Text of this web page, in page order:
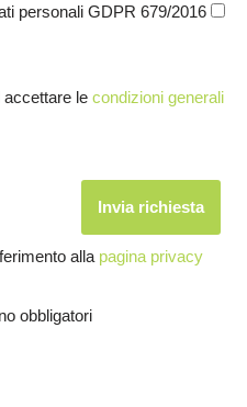
personali GDPR 679/2016
accettare le condizioni generali
alla pagina privacy
obbligatori